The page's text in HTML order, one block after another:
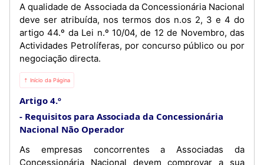
A qualidade de Associada da Concessionária Nacional
deve ser atribuída, nos termos dos n.os 2, 3 e 4 do
artigo 44.º da Lei n.º 10/04, de 12 de Novembro, das
Actividades Petrolíferas, por concurso público ou por
negociação directa.
⇡ Início da Página
Artigo 4.º
Requisitos para Associada da Concessionária
Nacional Não Operador
As empresas concorrentes a Associadas da
Concessionária Nacional devem comprovar a sua